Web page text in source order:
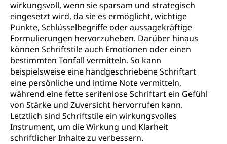
wirkungsvoll, wenn sie sparsam und strategisch
eingesetzt wird, da sie es ermöglicht, wichtige
Punkte, Schlüsselbegriffe oder aussagekräftige
Formulierungen hervorzuheben. Darüber hinaus
können Schriftstile auch Emotionen oder einen
bestimmten Tonfall vermitteln. So kann
beispielsweise eine handgeschriebene Schriftart
eine persönliche und intime Note vermitteln,
während eine fette serifenlose Schriftart ein Gefühl
von Stärke und Zuversicht hervorrufen kann.
Letztlich sind Schriftstile ein wirkungsvolles
Instrument, um die Wirkung und Klarheit
schriftlicher Inhalte zu verbessern.